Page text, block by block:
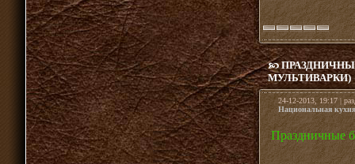
МУЛЬТИВАРКИ)
24-12-2013, 19:17 |
Национальная кухня
Праздничные